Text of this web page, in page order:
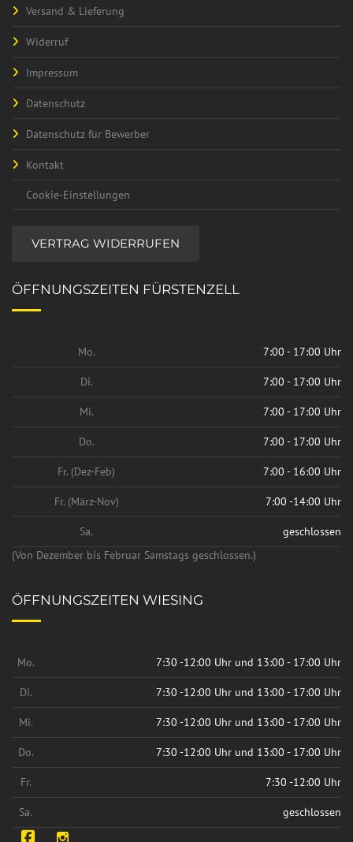
Versand & Lieferung
Widerruf
Impressum
Datenschutz
Datenschutz für Bewerber
Kontakt
Cookie-Einstellungen
VERTRAG WIDERRUFEN
ÖFFNUNGSZEITEN FÜRSTENZELL
Mo. 7:00 - 17:00 Uhr
Di. 7:00 - 17:00 Uhr
Mi. 7:00 - 17:00 Uhr
Do. 7:00 - 17:00 Uhr
Fr. (Dez-Feb) 7:00 - 16:00 Uhr
Fr. (März-Nov) 7:00 -14:00 Uhr
Sa.
geschlossen
(Von Dezember bis Februar Samstags geschlossen.)
ÖFFNUNGSZEITEN WIESING
Mo. 7:30 -12:00 Uhr und 13:00 - 17:00 Uhr
Di. 7:30 -12:00 Uhr und 13:00 - 17:00 Uhr
Mi. 7:30 -12:00 Uhr und 13:00 - 17:00 Uhr
Do. 7:30 -12:00 Uhr und 13:00 - 17:00 Uhr
Fr. 7:30 -12:00 Uhr
Sa. geschlossen
Facebook